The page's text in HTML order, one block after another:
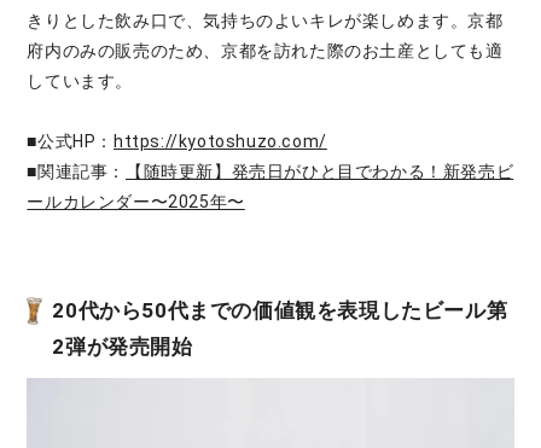
きりとした飲み口で、気持ちのよいキレが楽しめます。京都
府内のみの販売のため、京都を訪れた際のお土産としても適
しています。
■公式HP： https://kyotoshuzo.com/
■関連記事：
【随時更新】発売日がひと目でわかる！新発売ビ
ールカレンダー〜2025年〜
20代から50代までの価値観を表現したビール第
2弾が発売開始